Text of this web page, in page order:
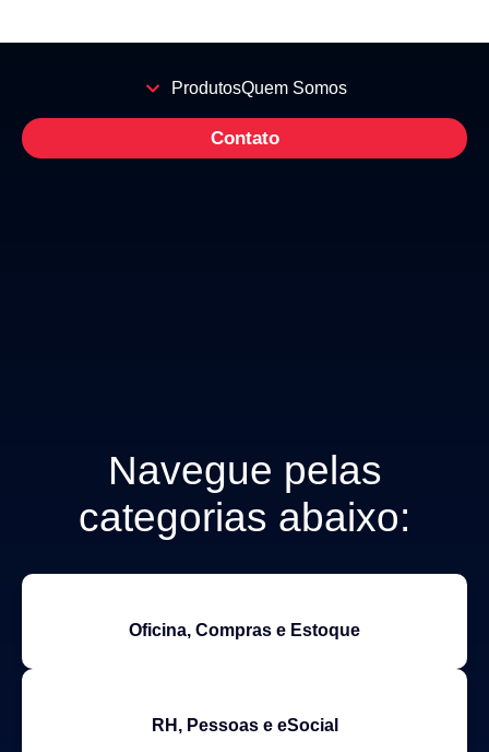
ProdutosQuem Somos
Contato
Navegue pelas
categorias abaixo:
Oficina, Compras e Estoque
RH, Pessoas e eSocial